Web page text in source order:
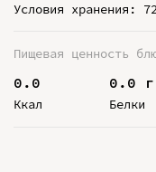
Условия хранения:
Пищевая ценность
0.0
Ккал
0.0 г
Белки